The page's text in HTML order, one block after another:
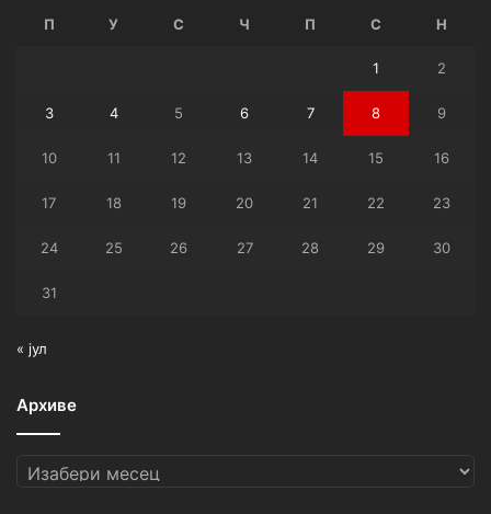
П У С Ч П С Н
1 2
3 4 5 6 7 8 9
10 11 12 13 14 15 16
17 18 19 20 21 22 23
24 25 26 27 28 29 30
31
« јул
Архиве
Архиве